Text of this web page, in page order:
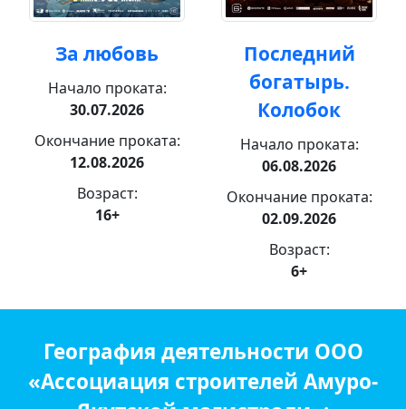
За любовь
Начало проката:
30.07.2026
Окончание проката:
12.08.2026
Возраст:
16+
Последний
богатырь.
Колобок
Начало проката:
06.08.2026
Окончание проката:
02.09.2026
Возраст:
6+
География деятельности ООО
«Ассоциация строителей Амуро-